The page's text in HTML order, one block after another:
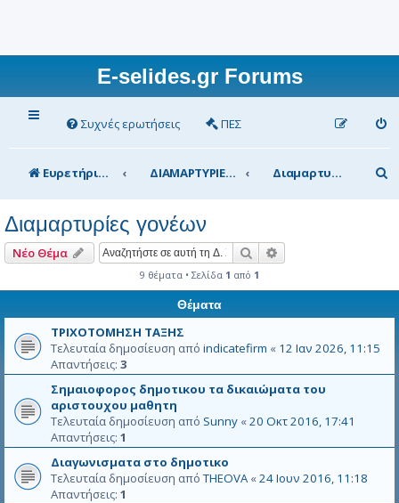
E-selides.gr Forums
Συχνές ερωτήσεις ΠΕΣ
Ευρετήριο Δ. Συζήτησης ΔΙΑΜΑΡΤΥΡΙΕΣ Διαμαρτυρίες γονέων
ν
η
Διαμαρτυρίες γονέων
Νέο Θέμα Αναζήτηση
9 θέματα • Σελίδα 1 από 1
Θέματα
ΤΡΙΧΟΤΟΜΗΣΗ ΤΑΞΗΣ
Τελευταία δημοσίευση από indicatefirm « 12 Ιαν 2026, 11:15
Απαντήσεις: 3
Σημαιοφορος δημοτικου τα δικαιώματα του
αριστουχου μαθητη
Τελευταία δημοσίευση από Sunny «20 Οκτ 2016, 17:41
Απαντήσεις: 1
Διαγωνισματα στο δημοτικο
Τελευταία δημοσίευση από THEOVA«24 Ιουν 2016, 11:18
Απαντήσεις: 1